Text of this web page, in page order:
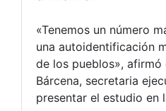
«Tenemos un número
una autoidentificación
de los pueblos», afirmó
Bárcena, secretaria
presentar el estudio en